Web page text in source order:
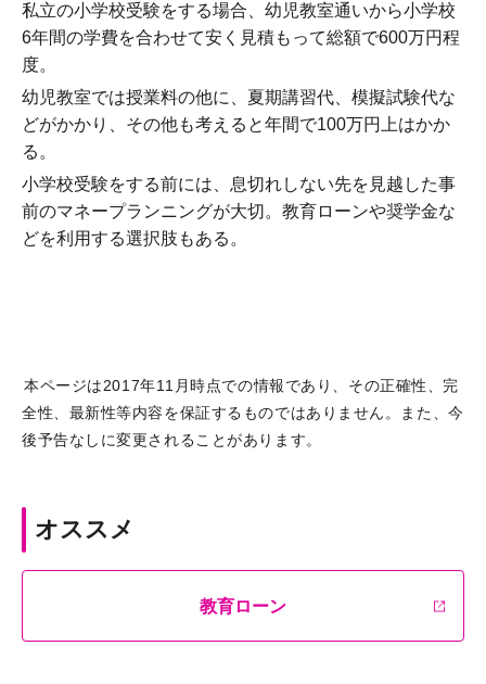
私立の小学校受験をする場合、幼児教室通いから小学校
6年間の学費を合わせて安く見積もって総額で600万円程
度。
幼児教室では授業料の他に、夏期講習代、模擬試験代な
どがかかり、その他も考えると年間で100万円上はかか
る。
小学校受験をする前には、息切れしない先を見越した事
前のマネープランニングが大切。教育ローンや奨学金な
どを利用する選択肢もある。
本ページは2017年11月時点での情報であり、その正確性、完
全性、最新性等内容を保証するものではありません。また、今
後予告なしに変更されることがあります。
オススメ
教育ローン